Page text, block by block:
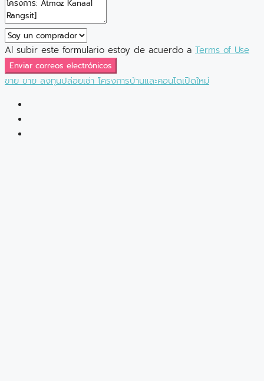
Al subir este formulario estoy de acuerdo a Terms of Use
Enviar correos electrónicos
ขาย ขาย ลงทุนปล่อยเช่า โครงการบ้านและคอนโดเปิดใหม่